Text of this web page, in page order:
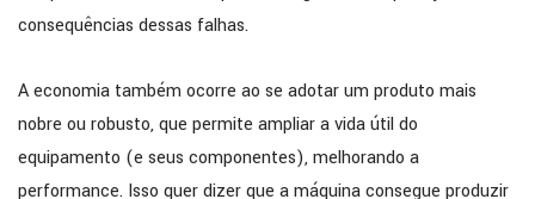
consequências dessas falhas.
A economia também ocorre ao se adotar um produto mais
nobre ou robusto, que permite ampliar a vida útil do
equipamento (e seus componentes), melhorando a
performance. Isso quer dizer que a máquina consegue produzir